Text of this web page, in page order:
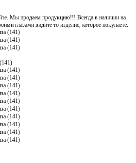
Мы продаем продукцию!!! Всегда в наличии на
глазами видите то изделие, которое покупаете.